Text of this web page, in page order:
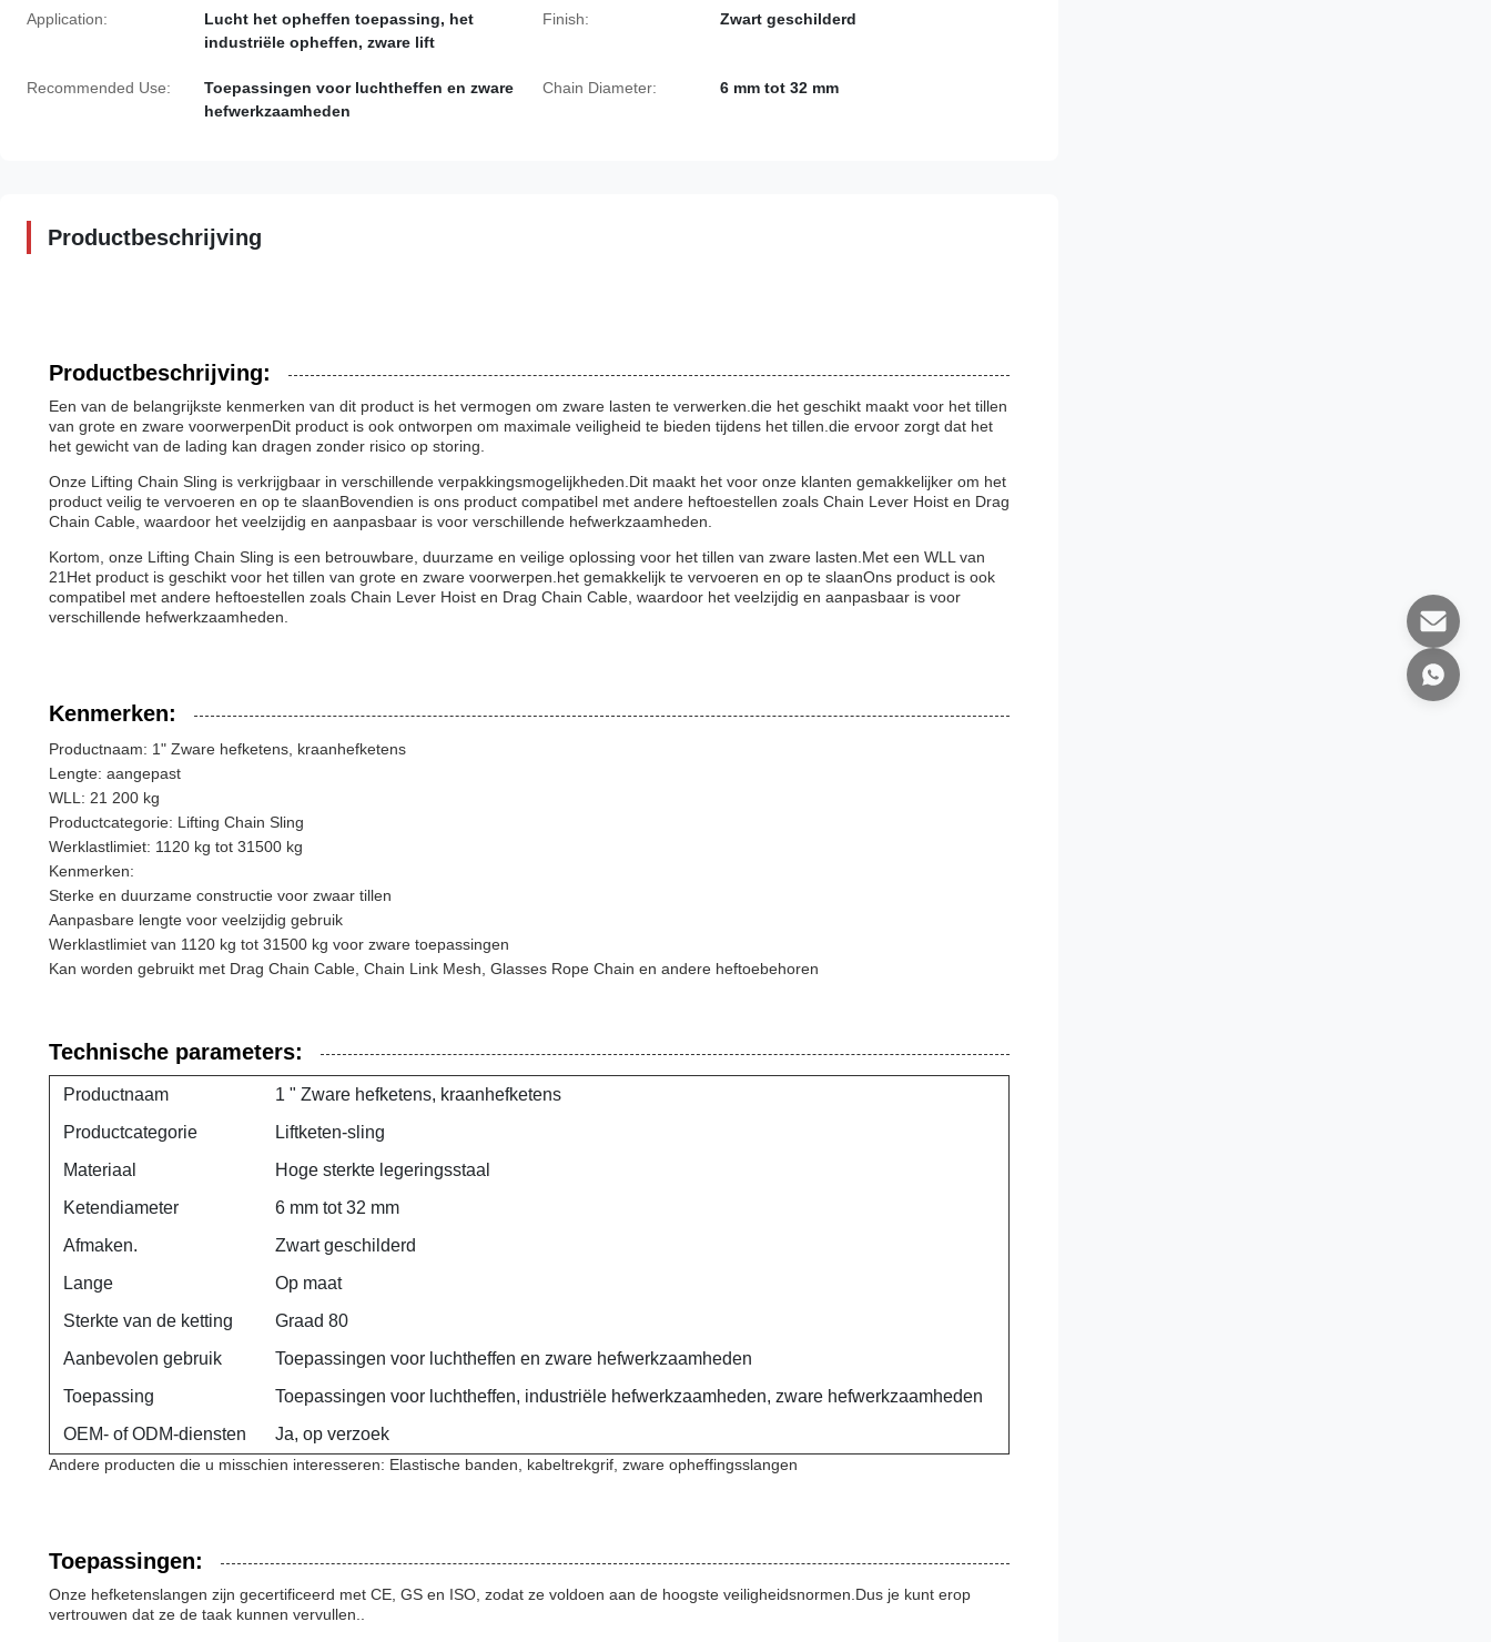
Application:
Lucht het opheffen toepassing, het
industriële opheffen, zware lift
Finish: Zwart geschilderd
Recommended Use:
Toepassingen voor luchtheffen en zware
hefwerkzaamheden
Chain Diameter: 6 mm tot 32 mm
Productbeschrijving
Productbeschrijving:
Een van de belangrijkste kenmerken van dit product is het vermogen om zware lasten te verwerken.die het geschikt maakt voor het tillen
van grote en zware voorwerpenDit product is ook ontworpen om maximale veiligheid te bieden tijdens het tillen.die ervoor zorgt dat het
het gewicht van de lading kan dragen zonder risico op storing.
Onze Lifting Chain Sling is verkrijgbaar in verschillende verpakkingsmogelijkheden.Dit maakt het voor onze klanten gemakkelijker om het
product veilig te vervoeren en op te slaanBovendien is ons product compatibel met andere heftoestellen zoals Chain Lever Hoist en Drag
Chain Cable, waardoor het veelzijdig en aanpasbaar is voor verschillende hefwerkzaamheden.
Kortom, onze Lifting Chain Sling is een betrouwbare, duurzame en veilige oplossing voor het tillen van zware lasten.Met een WLL van
21Het product is geschikt voor het tillen van grote en zware voorwerpen.het gemakkelijk te vervoeren en op te slaanOns product is ook
compatibel met andere heftoestellen zoals Chain Lever Hoist en Drag Chain Cable, waardoor het veelzijdig en aanpasbaar is voor
verschillende hefwerkzaamheden.
Kenmerken:
Productnaam: 1" Zware hefketens, kraanhefketens
Lengte: aangepast
WLL: 21 200 kg
Productcategorie: Lifting Chain Sling
Werklastlimiet: 1120 kg tot 31500 kg
Kenmerken:
Sterke en duurzame constructie voor zwaar tillen
Aanpasbare lengte voor veelzijdig gebruik
Werklastlimiet van 1120 kg tot 31500 kg voor zware toepassingen
Kan worden gebruikt met Drag Chain Cable, Chain Link Mesh, Glasses Rope Chain en andere heftoebehoren
Technische parameters:
Productnaam
1 " Zware hefketens, kraanhefketens
Productcategorie
Liftketen-sling
Materiaal
Hoge sterkte legeringsstaal
Ketendiameter
6 mm tot 32 mm
Afmaken.
Zwart geschilderd
Lange
Op maat
Sterkte van de ketting
Graad 80
Aanbevolen gebruik
Toepassingen voor luchtheffen en zware hefwerkzaamheden
Toepassing
Toepassingen voor luchtheffen, industriële hefwerkzaamheden, zware hefwerkzaamheden
OEM- of ODM-diensten
Ja, op verzoek
Andere producten die u misschien interesseren: Elastische banden, kabeltrekgrif, zware opheffingsslangen
Toepassingen:
Onze hefketenslangen zijn gecertificeerd met CE, GS en ISO, zodat ze voldoen aan de hoogste veiligheidsnormen.Dus je kunt erop
vertrouwen dat ze de taak kunnen vervullen..